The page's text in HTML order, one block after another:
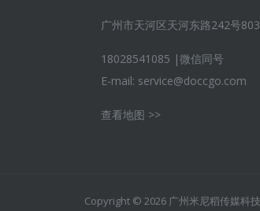
广州市天河区天河东路242号
18028541085 |微信同号
E-mail: service@doccgo.com
查看地图 >>
Copyright © 2026 广州米尼稻传媒科